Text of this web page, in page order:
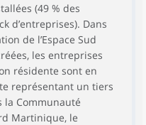
(49 % des
d’entreprises). Dans
de l’Espace Sud
les entreprises
résidente sont en
représentant un tiers
la Communauté
Martinique, le